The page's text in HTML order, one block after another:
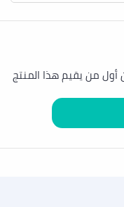
أول من يقيم هذا المنتج